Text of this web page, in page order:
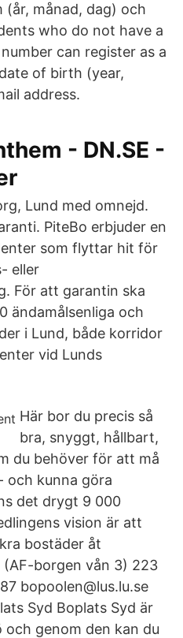
månad, dag) och
who do not have a
can register as a
of birth (year,
address.
- DN.SE -
Lund med omnejd.
PiteBo erbjuder en
som flyttar hit för
eller
För att garantin ska
ändamålsenliga och
i Lund, både korridor
vid Lunds
Här bor du precis så
bra, snyggt, hållbart,
du behöver för att må
och kunna göra
det drygt 9 000
vision är att
bostäder åt
borgen vån 3) 223
bopoolen@lus.lu.se
Syd Boplats Syd är
genom den kan du